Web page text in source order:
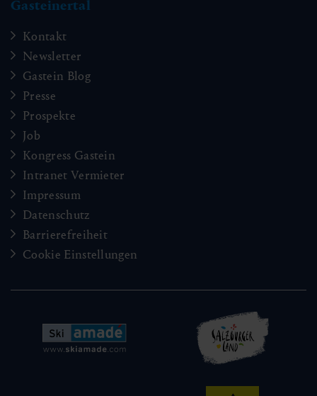
Gasteinertal
Kontakt
Newsletter
Gastein Blog
Presse
Prospekte
Job
Kongress Gastein
Intranet Vermieter
Impressum
Datenschutz
Barrierefreiheit
Cookie Einstellungen